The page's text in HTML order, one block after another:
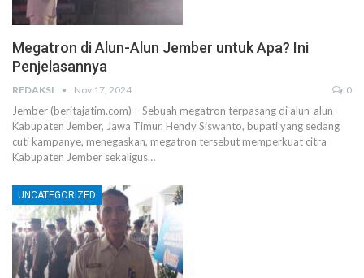
Megatron di Alun-Alun Jember untuk Apa? Ini
Penjelasannya
REDAKSI Nov 17, 2024 0
Jember (beritajatim.com) – Sebuah megatron terpasang di alun-alun
Kabupaten Jember, Jawa Timur. Hendy Siswanto, bupati yang sedang
cuti kampanye, menegaskan, megatron tersebut memperkuat citra
Kabupaten Jember sekaligus…
UNCATEGORIZED